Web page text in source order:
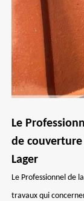
Le
de
Lager
Le Professionnel de
travaux qui